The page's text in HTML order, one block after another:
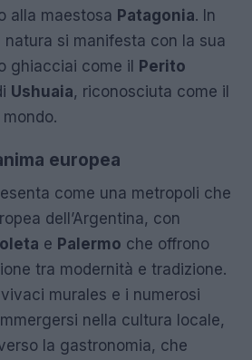
alla maestosa Patagonia. In
si manifesta con la sua
ghiacciai come il Perito
Ushuaia, riconosciuta come il
europea
come una metropoli che
dell’Argentina, con
e Palermo che offrono
tra modernità e tradizione.
murales e i numerosi
nella cultura locale,
la gastronomia, che